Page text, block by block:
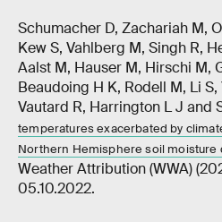
Schumacher D, Zachariah M,
Kew S, Vahlberg M, Singh R,
Aalst M, Hauser M, Hirschi M,
Beaudoing H K, Rodell M, Li S,
Vautard R, Harrington L J and
temperatures exacerbated by
Northern Hemisphere soil moisture
Weather Attribution (WWA)
05.10.2022.